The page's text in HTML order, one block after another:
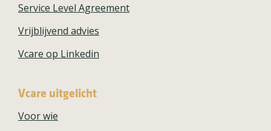
Service Level Agreement
Vrijblijvend advies
Vcare op Linkedin
Vcare uitgelicht
Voor wie